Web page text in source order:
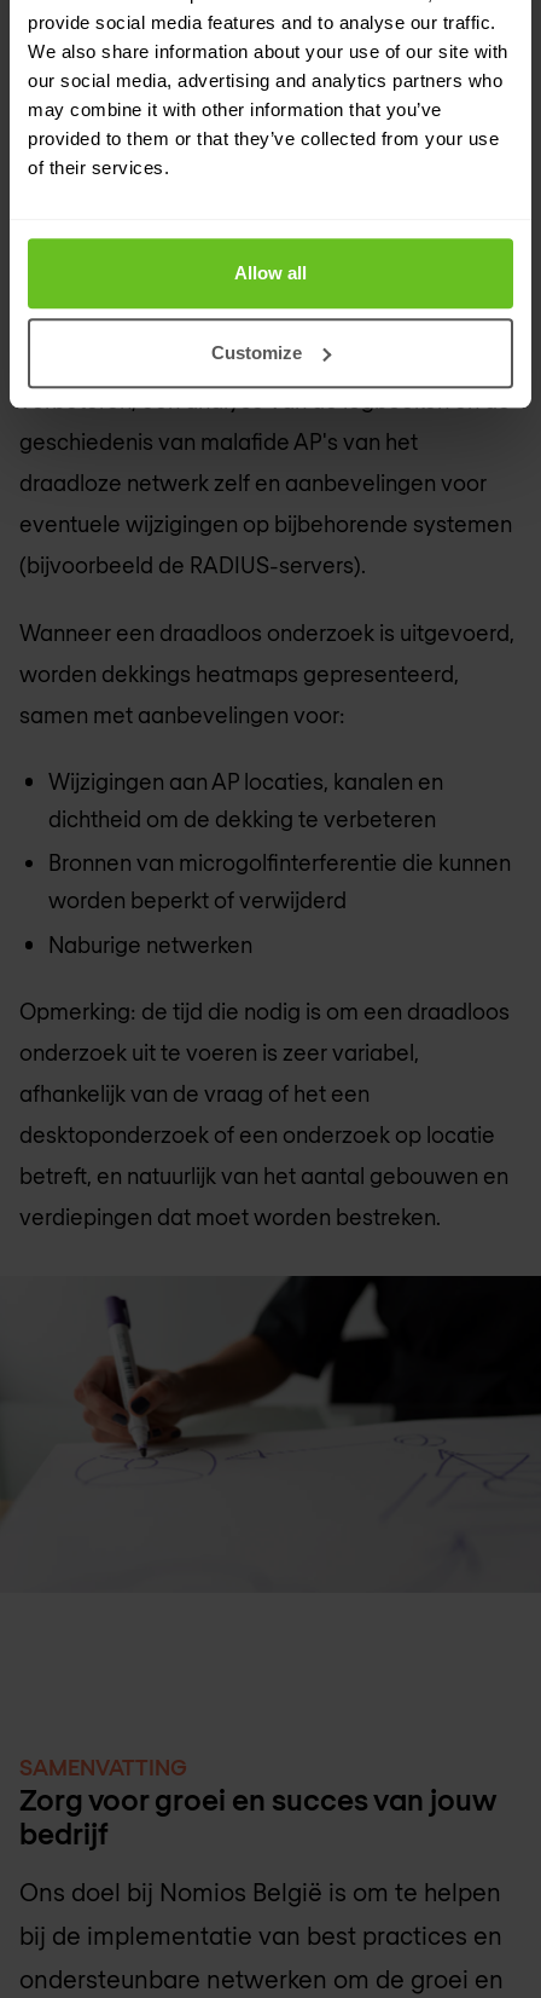
provide social media features and to analyse our traffic.
We also share information about your use of our site with
our social media, advertising and analytics partners who
may combine it with other information that you’ve
provided to them or that they’ve collected from your use
of their services.
Allow all
Customize
Veelvoorkomende resultaten
Een assessment van de draadloze infrastructuur
taak. Aan het einde van de beoordeling
presenteert de onze consultant zijn bevindingen.
Deze omvatten aanbevelingen voor best
practices in de sector om de beveiliging te
geschiedenis van malafide AP's van het
draadloze netwerk zelf en aanbevelingen voor
eventuele wijzigingen op bijbehorende systemen
(bijvoorbeeld de RADIUS-servers).
Wanneer een draadloos onderzoek is uitgevoerd,
worden dekkings heatmaps gepresenteerd,
samen met aanbevelingen voor:
Wijzigingen aan AP locaties, kanalen en
dichtheid om de dekking te verbeteren
Bronnen van microgolfinterferentie die kunnen
worden beperkt of verwijderd
Naburige netwerken
Opmerking: de tijd die nodig is om een draadloos
onderzoek uit te voeren is zeer variabel,
afhankelijk van de vraag of het een
desktoponderzoek of een onderzoek op locatie
betreft, en natuurlijk van het aantal gebouwen en
verdiepingen dat moet worden bestreken.
SAMENVATTING
Zorg voor groei en succes van jouw
bedrijf
Ons doel bij Nomios België is om te helpen
bij de implementatie van best practices en
ondersteunbare netwerken om de groei en